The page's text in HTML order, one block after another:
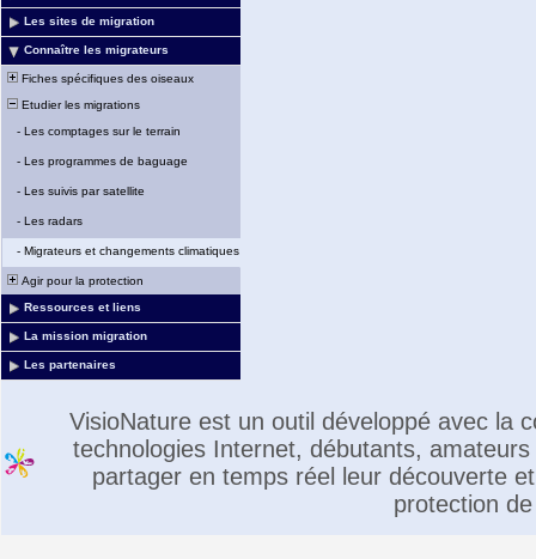
Les sites de migration
Connaître les migrateurs
Fiches spécifiques des oiseaux
Etudier les migrations
- Les comptages sur le terrain
- Les programmes de baguage
- Les suivis par satellite
- Les radars
- Migrateurs et changements climatiques
Agir pour la protection
Ressources et liens
La mission migration
Les partenaires
VisioNature est un outil développé avec la
technologies Internet, débutants,
partager en temps réel leur découverte
protection